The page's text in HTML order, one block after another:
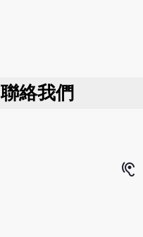
聯絡我們
hearing